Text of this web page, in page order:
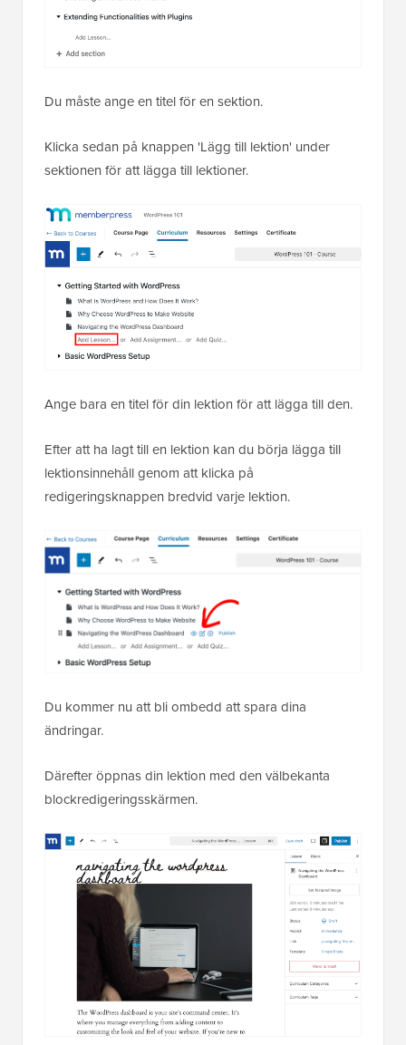
Du måste ange en titel för en sektion.
Klicka sedan på knappen 'Lägg till lektion' under
sektionen för att lägga till lektioner.
Ange bara en titel för din lektion för att lägga till den.
Efter att ha lagt till en lektion kan du börja lägga till
lektionsinnehåll genom att klicka på
redigeringsknappen bredvid varje lektion.
Du kommer nu att bli ombedd att spara dina
ändringar.
Därefter öppnas din lektion med den välbekanta
blockredigeringsskärmen.